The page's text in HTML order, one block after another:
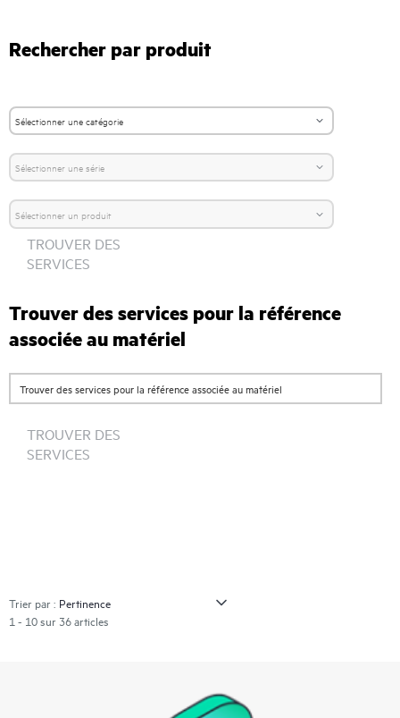
Rechercher par produit
TROUVER DES
SERVICES
Trouver des services pour la référence
associée au matériel
TROUVER DES
SERVICES
Trier par :
1 - 10 sur 36 articles